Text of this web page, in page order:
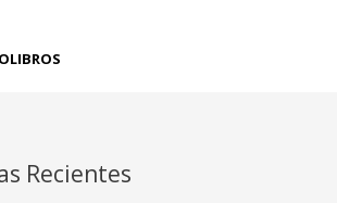
Recientes